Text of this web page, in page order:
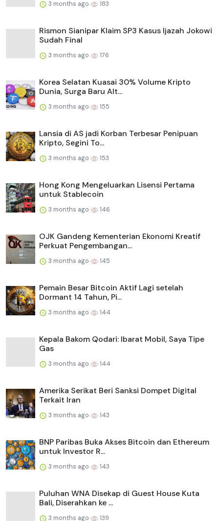
3 months ago 183
Rismon Sianipar Klaim SP3 Kasus Ijazah Jokowi
Sudah Final
3 months ago 176
Korea Selatan Kuasai 30% Volume Kripto
Dunia, Surga Baru Alt...
3 months ago 155
Lansia di AS jadi Korban Terbesar Penipuan
Kripto, Segini To...
3 months ago 153
Hong Kong Mengeluarkan Lisensi Pertama
untuk Stablecoin
3 months ago 146
OJK Gandeng Kementerian Ekonomi Kreatif
Perkuat Pengembangan...
3 months ago 145
Pemain Besar Bitcoin Aktif Lagi setelah
Dormant 14 Tahun, Pi...
3 months ago 144
Kepala Bakom Qodari: Ibarat Mobil, Saya Tipe
Gas
3 months ago 144
Amerika Serikat Beri Sanksi Dompet Digital
Terkait Iran
3 months ago 143
BNP Paribas Buka Akses Bitcoin dan Ethereum
untuk Investor R...
3 months ago 143
Puluhan WNA Disekap di Guest House Kuta
Bali, Diserahkan ke ...
3 months ago 139